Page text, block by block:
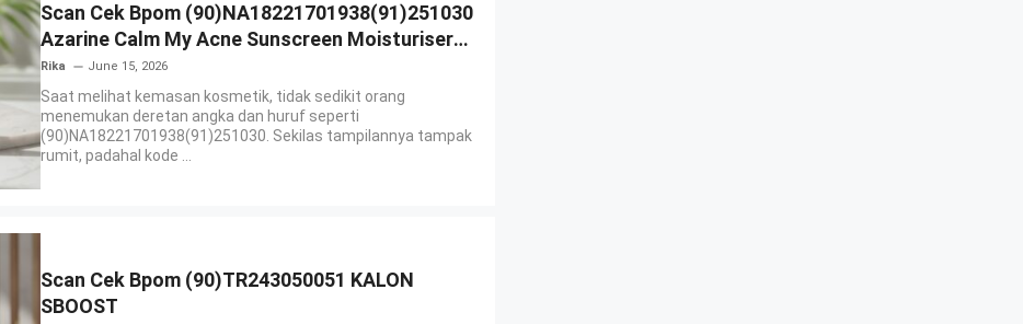
Scan Cek Bpom (90)NA18221701938(91)251030
Azarine Calm My Acne Sunscreen Moisturiser
SPF 35
Rika June 15, 2026
Saat melihat kemasan kosmetik, tidak sedikit orang
menemukan deretan angka dan huruf seperti
(90)NA18221701938(91)251030. Sekilas tampilannya tampak
rumit, padahal kode ...
Scan Cek Bpom (90)TR243050051 KALON
SBOOST